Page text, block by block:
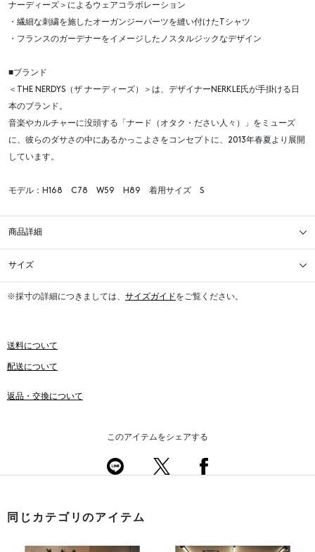
ナーディーズ＞によるウェアコラボレーション
・繊細な刺繍を施したオーガンジーパーツを縫い付けたTシャツ
・フランスのガーデナーをイメージしたノスタルジックなデザイン
■ブランド
＜THE NERDYS（ザ ナーディーズ）＞は、デザイナーNERKLE氏が手掛ける日
本のブランド。
音楽やカルチャーに没頭する「ナード（オタク・ださい人々）」をミューズ
に、彼らのダサさの中にあるかっこよさをコンセプトに、2013年春夏より展開
しています。
モデル：H168 C78 W59 H89 着用サイズ S
商品詳細
サイズ
※採寸の詳細につきましては、 サイズガイドをご覧ください。
送料について
配送について
返品・交換について
このアイテムをシェアする
同じカテゴリのアイテム